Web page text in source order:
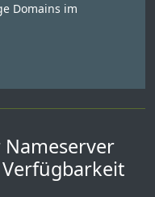
Domains im